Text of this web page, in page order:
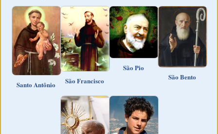
Santo Antônio São Francisco
São Pio
São Bento